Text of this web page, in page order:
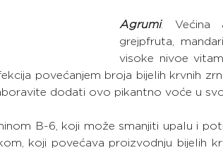
Agrumi. Većina
grejpfruta,
visoke nivoe
povećanjem broja bijelih krvnih
dodati ovo pikantno voće u
B-6, koji može smanjiti upalu i
koji povećava proizvodnju bijelih